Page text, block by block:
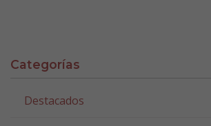
Categorías
Destacados